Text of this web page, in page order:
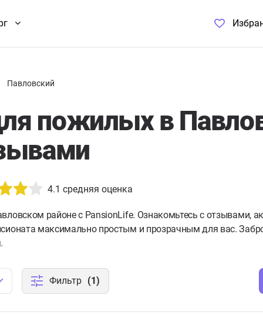
Павловский
пожилых в
4.1 средняя оценка
районе с PansionLife. Ознакомьтесь с отзывами,
максимально простым и прозрачным для вас.
Фильтр (1)